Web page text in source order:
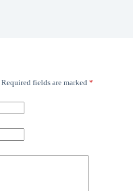
Required fields are marked *